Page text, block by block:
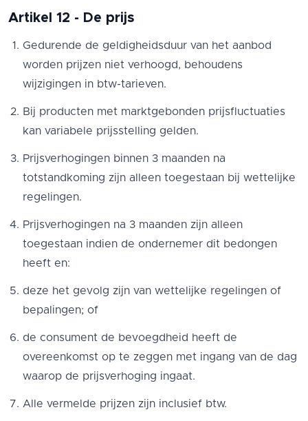
Artikel 12 - De prijs
Gedurende de geldigheidsduur van het aanbod
worden prijzen niet verhoogd, behoudens
wijzigingen in btw-tarieven.
Bij producten met marktgebonden prijsfluctuaties
kan variabele prijsstelling gelden.
Prijsverhogingen binnen 3 maanden na
totstandkoming zijn alleen toegestaan bij wettelijke
regelingen.
Prijsverhogingen na 3 maanden zijn alleen
toegestaan indien de ondernemer dit bedongen
heeft en:
deze het gevolg zijn van wettelijke regelingen of
bepalingen; of
de consument de bevoegdheid heeft de
overeenkomst op te zeggen met ingang van de dag
waarop de prijsverhoging ingaat.
Alle vermelde prijzen zijn inclusief btw.